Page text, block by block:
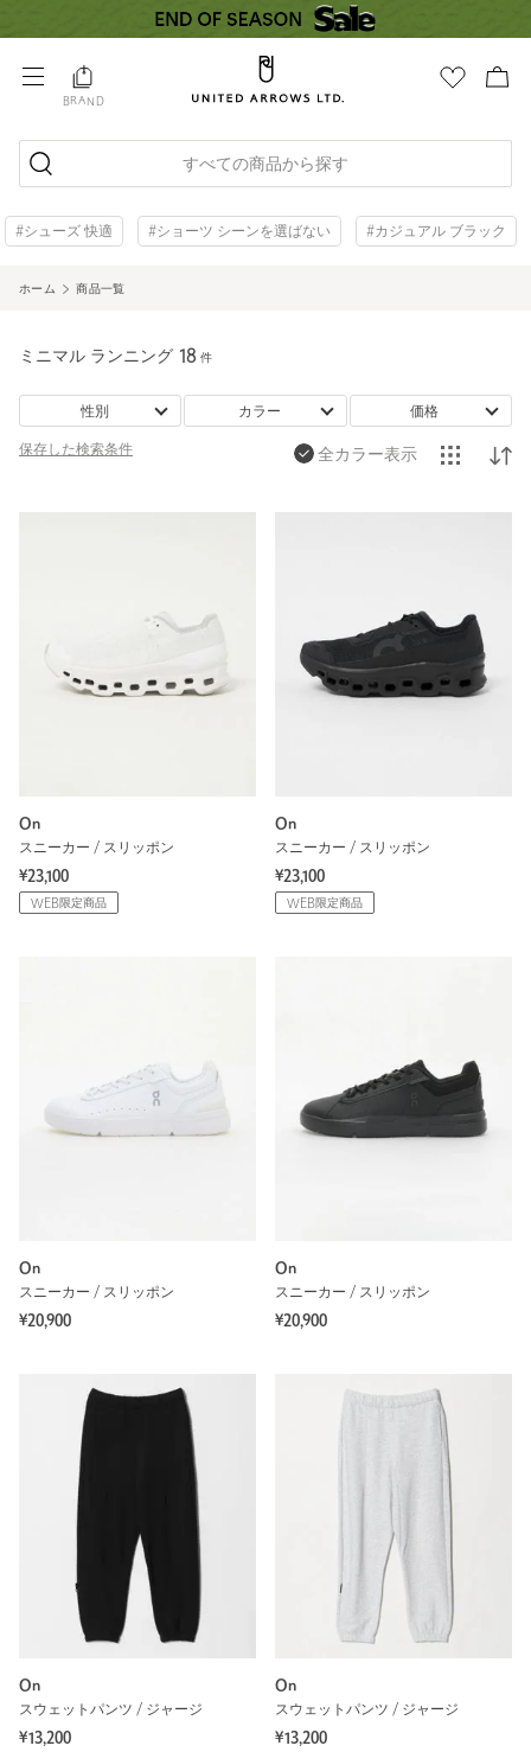
BRAND
すべての商品から探す
#シューズ 快適 #ショーツ シーンを選ばない #カジュアル ブラック
ホーム 商品一覧
ミニマル ランニング 18 件
性別 カラー 価格
保存した検索条件 全カラー表示
On
スニーカー / スリッポン
¥23,100
WEB限定商品
On
スニーカー / スリッポン
¥23,100
WEB限定商品
On
スニーカー / スリッポン
¥20,900
On
スニーカー / スリッポン
¥20,900
On
スウェットパンツ / ジャージ
¥13,200
On
スウェットパンツ / ジャージ
¥13,200